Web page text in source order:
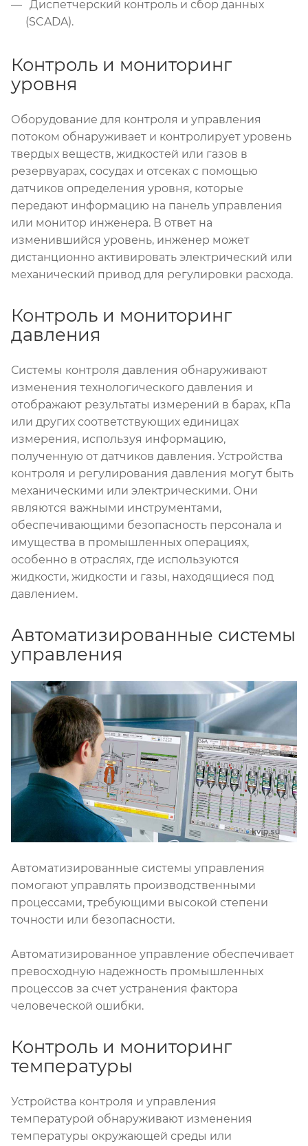
Диспетчерский контроль и сбор данных
(SCADA).
Контроль и мониторинг
уровня
Оборудование для контроля и управления
потоком обнаруживает и контролирует уровень
твердых веществ, жидкостей или газов в
резервуарах, сосудах и отсеках с помощью
датчиков определения уровня, которые
передают информацию на панель управления
или монитор инженера. В ответ на
изменившийся уровень, инженер может
дистанционно активировать электрический или
механический привод для регулировки расхода.
Контроль и мониторинг
давления
Системы контроля давления обнаруживают
изменения технологического давления и
отображают результаты измерений в барах, кПа
или других соответствующих единицах
измерения, используя информацию,
полученную от датчиков давления. Устройства
контроля и регулирования давления могут быть
механическими или электрическими. Они
являются важными инструментами,
обеспечивающими безопасность персонала и
имущества в промышленных операциях,
особенно в отраслях, где используются
жидкости, жидкости и газы, находящиеся под
давлением.
Автоматизированные системы
управления
Автоматизированные системы управления
помогают управлять производственными
процессами, требующими высокой степени
точности или безопасности.
Автоматизированное управление обеспечивает
превосходную надежность промышленных
процессов за счет устранения фактора
человеческой ошибки.
Контроль и мониторинг
температуры
Устройства контроля и управления
температурой обнаруживают изменения
температуры окружающей среды или